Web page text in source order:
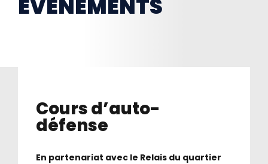
ÉVÈNEMENTS
Cours d’auto-
défense
En partenariat avec le Relais du quartier